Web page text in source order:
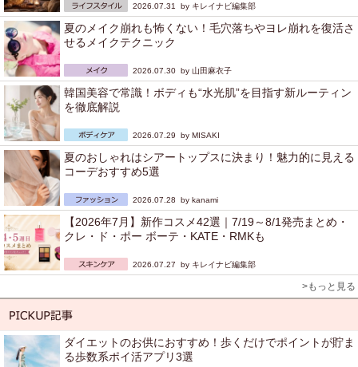
2026.07.31 by キレイナビ編集部
夏のメイク崩れも怖くない！毛穴落ちやヨレ崩れを復活さ
せるメイクテクニック
2026.07.30 by 山田麻衣子
韓国美容で常識！ボディも“水光肌”を目指す新ルーティン
を徹底解説
2026.07.29 by MISAKI
夏のおしゃれはシアートップスに決まり！魅力的に見える
コーデおすすめ5選
2026.07.28 by kanami
【2026年7月】新作コスメ42選｜7/19～8/1発売まとめ・
クレ・ド・ポー ボーテ・KATE・RMKも
2026.07.27 by キレイナビ編集部
>もっと見る
ダイエットのお供におすすめ！歩くだけでポイントが貯ま
る歩数系ポイ活アプリ3選